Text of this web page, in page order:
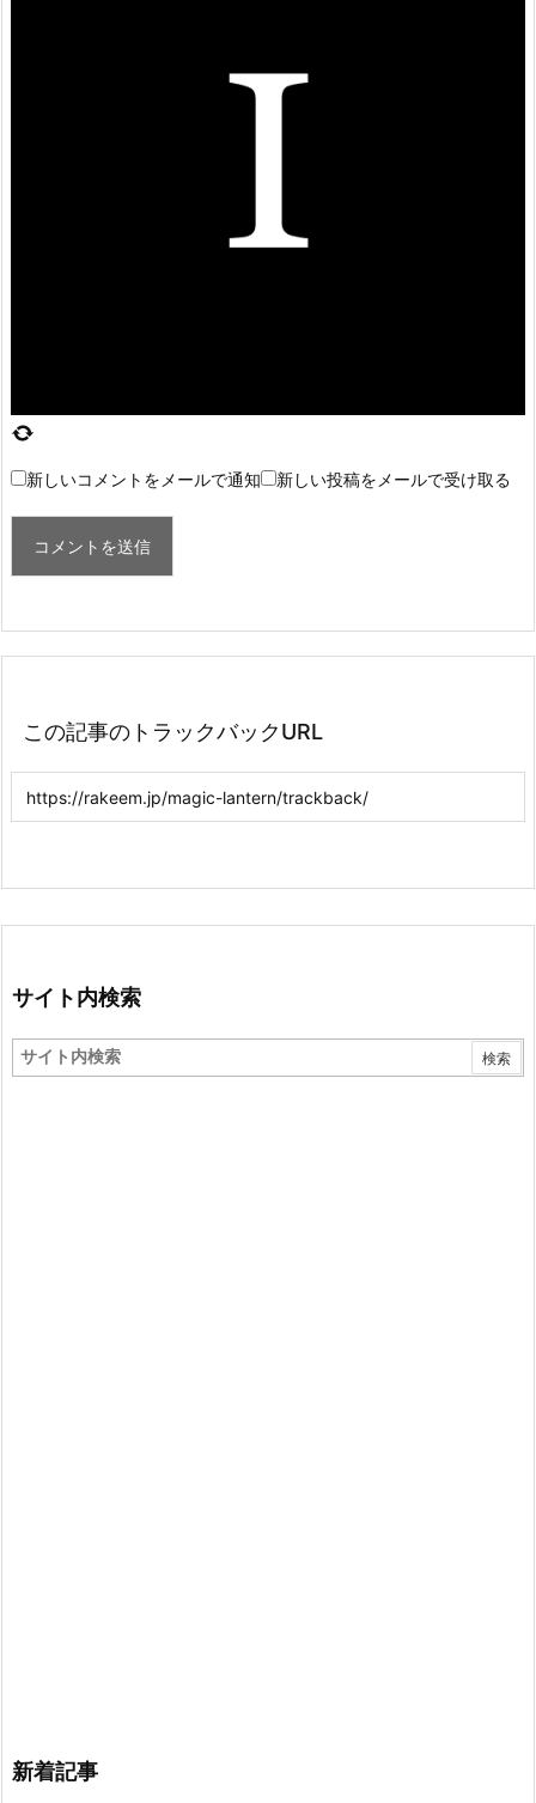
新しいコメントをメールで通知 新しい投稿をメールで受け取る
この記事のトラックバックURL
サイト内検索
新着記事